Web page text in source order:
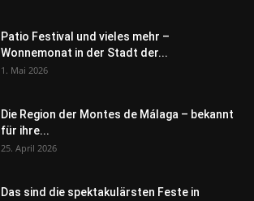
Patio Festival und vieles mehr –
Wonnemonat in der Stadt der...
1. Mai 2026
Die Region der Montes de Málaga – bekannt
für ihre...
25. April 2026
Das sind die spektakulärsten Feste in